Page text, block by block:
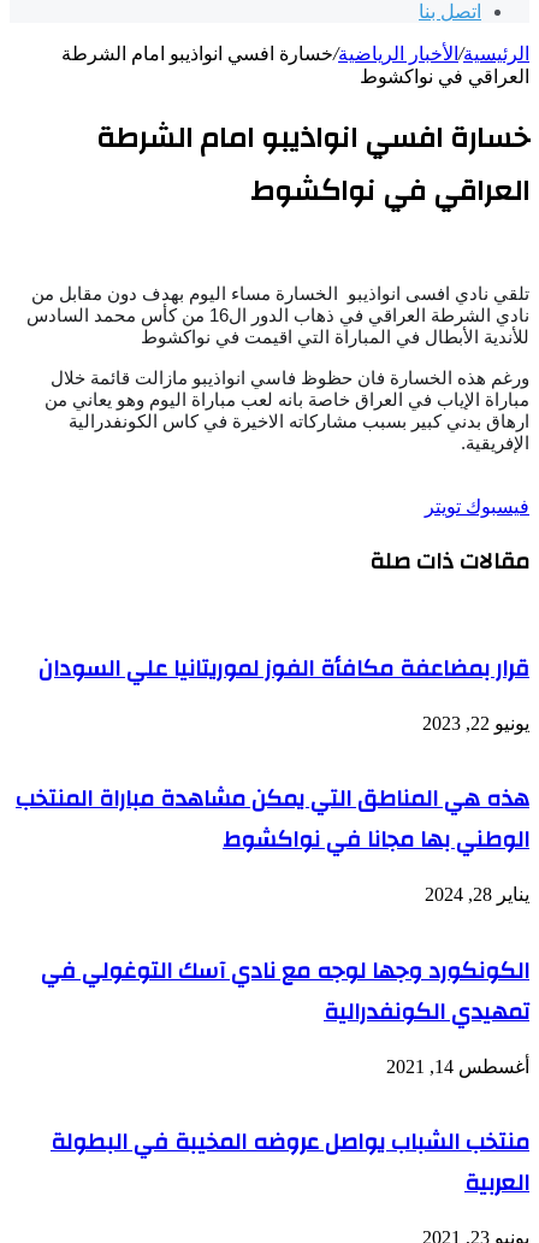
اتصل بنا
الرئيسية/ الأخبار الرياضية/خسارة افسي انواذيبو امام الشرطة
العراقي في نواكشوط
خسارة افسي انواذيبو امام الشرطة
العراقي في نواكشوط
تلقي نادي افسى انواذيبو الخسارة مساء اليوم بهدف دون مقابل من
نادي الشرطة العراقي في ذهاب الدور ال16 من كأس محمد السادس
للأندية الأبطال في المباراة التي اقيمت في نواكشوط
ورغم هذه الخسارة فان حظوظ فاسي انواذيبو مازالت قائمة خلال
مباراة الإياب في العراق خاصة بانه لعب مباراة اليوم وهو يعاني من
ارهاق بدني كبير بسبب مشاركاته الاخيرة في كاس الكونفدرالية
الإفريقية.
فيسبوك تويتر
البريد
مقالات ذات صلة
قرار بمضاعفة مكافأة الفوز لموريتانيا علي السودان
يونيو 22, 2023
هذه هي المناطق التي يمكن مشاهدة مباراة المنتخب
الوطني بها مجانا في نواكشوط
يناير 28, 2024
الكونكورد وجها لوجه مع نادي آسك التوغولي في
تمهيدي الكونفدرالية
أغسطس 14, 2021
منتخب الشباب يواصل عروضه المخيبة في البطولة
العربية
يونيو 23, 2021